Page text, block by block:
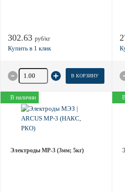
302.63 руб/кг
Количество товара В КОРЗИНУ
В наличии
Электроды МР-3 (3мм; 5кг)